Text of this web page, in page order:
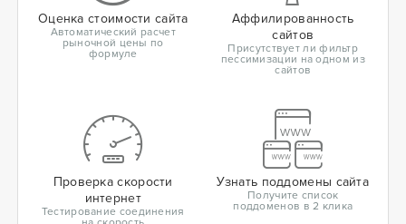
Оценка стоимости сайта
Автоматический расчет
рыночной цены по
формуле
Аффилированность
сайтов
Присутствует ли фильтр
пессимизации на одном из
сайтов
Проверка скорости
интернет
Тестирование соединения
Узнать поддомены сайта
Получите список
поддоменов в 2 клика